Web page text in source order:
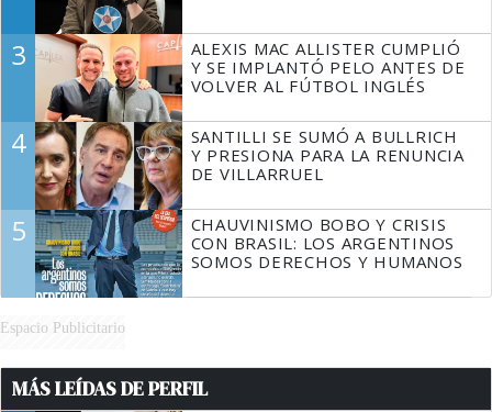
3
ALEXIS MAC ALLISTER CUMPLIÓ
Y SE IMPLANTÓ PELO ANTES DE
VOLVER AL FÚTBOL INGLÉS
4
SANTILLI SE SUMÓ A BULLRICH
Y PRESIONA PARA LA RENUNCIA
DE VILLARRUEL
5
CHAUVINISMO BOBO Y CRISIS
CON BRASIL: LOS ARGENTINOS
SOMOS DERECHOS Y HUMANOS
Espacio Publicitario
MÁS LEÍDAS DE PERFIL